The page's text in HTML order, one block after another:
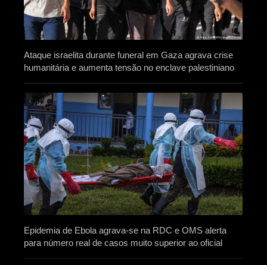
Ataque israelita durante funeral em Gaza agrava crise
humanitária e aumenta tensão no enclave palestiniano
Epidemia de Ebola agrava-se na RDC e OMS alerta
para número real de casos muito superior ao oficial